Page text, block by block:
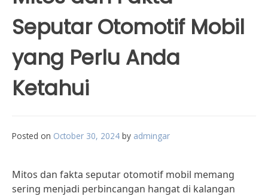
Seputar Otomotif Mobil
yang Perlu Anda
Ketahui
Posted on October 30, 2024 by admingar
Mitos dan fakta seputar otomotif mobil memang
sering menjadi perbincangan hangat di kalangan